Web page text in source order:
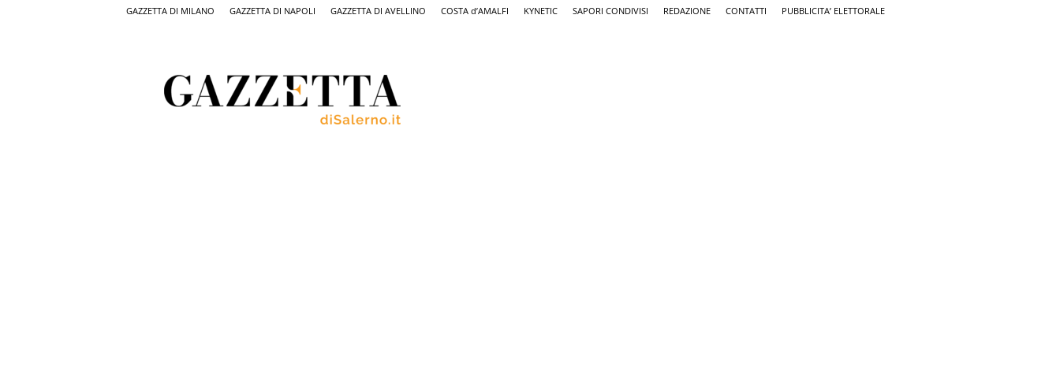
GAZZETTA DI MILANO GAZZETTA DI NAPOLI GAZZETTA DI AVELLINO COSTA d’AMALFI KYNETIC SAPORI CONDIVISI REDAZIONE CONTATTI PUBBLICITA’ ELETTORALE
Salerno,
il
quotidiano